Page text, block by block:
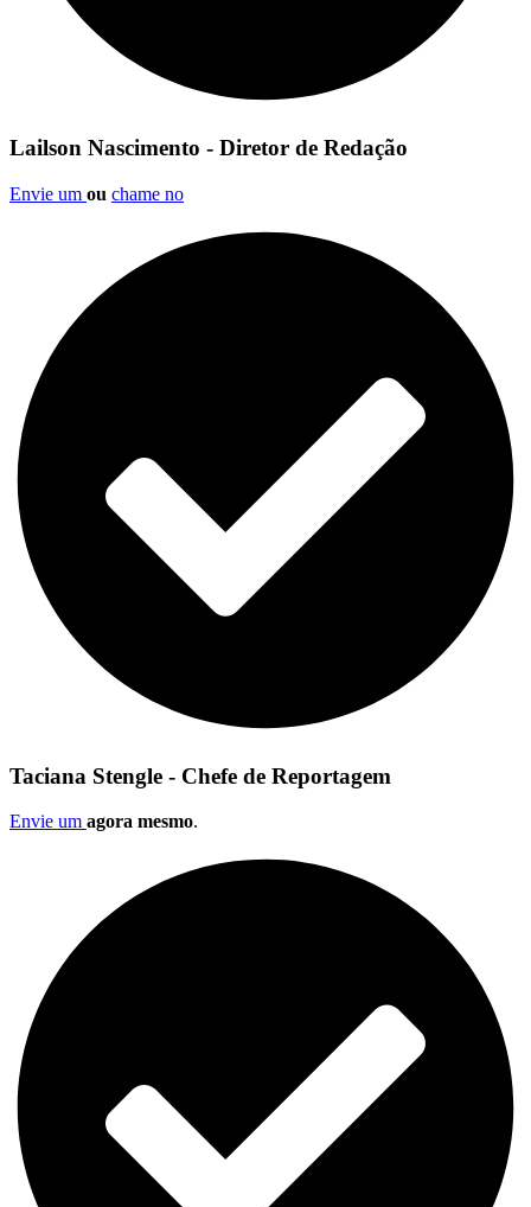
Lailson Nascimento - Diretor de Redação
Envie um ou chame no
Taciana Stengle - Chefe de Reportagem
Envie um agora mesmo.